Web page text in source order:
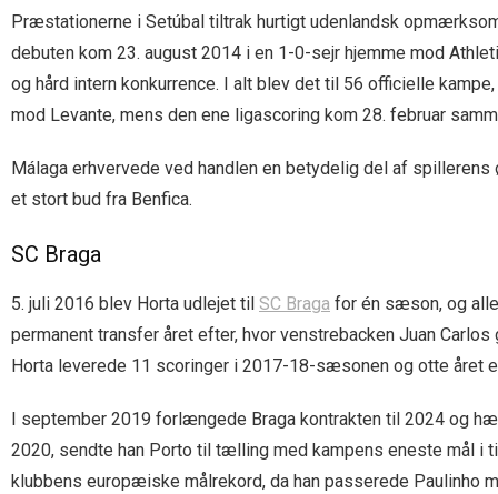
Præstationerne i Setúbal tiltrak hurtigt udenlandsk
debuten kom 23. august 2014 i en 1-0-sejr hjemme mod
og hård intern konkurrence. I alt blev det til 56 officielle
mod Levante, mens den ene ligascoring kom 28. februar
Málaga erhvervede ved handlen en betydelig del af
et stort bud fra Benfica.
SC Braga
5. juli 2016 blev Horta udlejet til SC Braga for én sæson, og
permanent transfer året efter, hvor venstrebacken Juan
Horta leverede 11 scoringer i 2017-18-sæsonen og otte året
I september 2019 forlængede Braga kontrakten til 2024 og
2020, sendte han Porto til tælling med kampens eneste mål i
klubbens europæiske målrekord, da han passerede Paulinho